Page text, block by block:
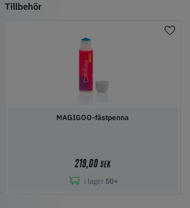
Tillbehör
MAGIGOO-fästpenna
219,00 SEK
i lager 50+